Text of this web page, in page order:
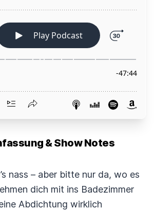
& Show Notes
nass – aber bitte nur da, wo es
dich mit ins Badezimmer
Abdichtung wirklich